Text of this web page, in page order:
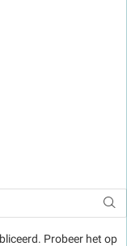
Probeer het op